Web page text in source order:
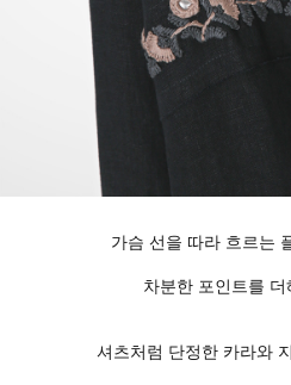
가슴 선을 따라 흐르는
차분한 포인트를 더
셔츠처럼 단정한 카라와